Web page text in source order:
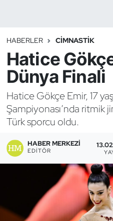
HABERLER CIMNASTIK
Hatice
Dünya Finali
Hatice Gökçe Emir, 17
Şampiyonası’nda ritmik
Türk sporcu oldu.
HABER MERKEZI
EDITÖR
Binicilik
Bisiklet
Bocce Bowling Dart
Buz Hokeyi
Buz Pateni